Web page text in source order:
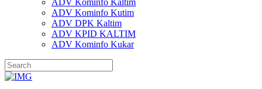
ADV Kominfo Kaltim
ADV Kominfo Kutim
ADV DPK Kaltim
ADV KPID KALTIM
ADV Kominfo Kukar